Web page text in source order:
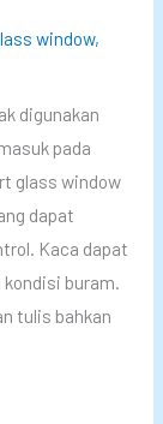
window,
digunakan
pada
glass window
dapat
Kaca dapat
buram.
tulis bahkan